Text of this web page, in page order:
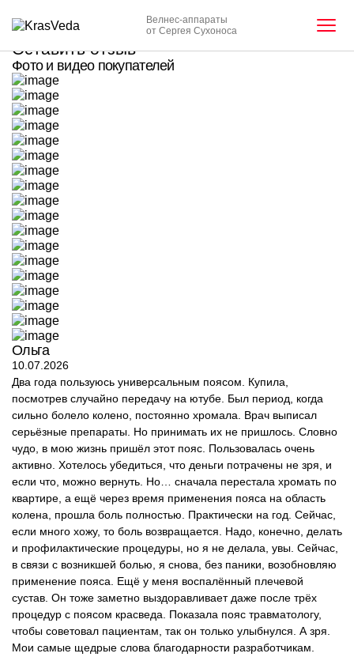
Отзывы пользователей
Оставить отзыв
Фото и видео покупателей
Ольга
10.07.2026
Два года пользуюсь универсальным поясом. Купила,
посмотрев случайно передачу на ютубе. Был период, когда
сильно болело колено, постоянно хромала. Врач выписал
серьёзные препараты. Но принимать их не пришлось. Словно
чудо, в мою жизнь пришёл этот пояс. Пользовалась очень
активно. Хотелось убедиться, что деньги потрачены не зря, и
если что, можно вернуть. Но… сначала перестала хромать по
квартире, а ещё через время применения пояса на область
колена, прошла боль полностью. Практически на год. Сейчас,
если много хожу, то боль возвращается. Надо, конечно, делать
и профилактические процедуры, но я не делала, увы. Сейчас,
в связи с возникшей болью, я снова, без паники, возобновляю
применение пояса. Ещё у меня воспалённый плечевой
сустав. Он тоже заметно выздоравливает даже после трёх
процедур с поясом красведа. Показала пояс травматологу,
чтобы советовал пациентам, так он только улыбнулся. А зря.
Мои самые щедрые слова благодарности разработчикам.
Велнес-аппараты
от Сергея Сухоноса